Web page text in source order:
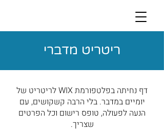
ריטריט מדברי
דף נחיתה בפלטפורמת WIX לריטריט של
יומיים במדבר. בלי הרבה קשקושים, עם
הנעה לפעולה, טופס רישום וכל הפרטים
שצריך.